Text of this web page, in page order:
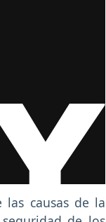
causas de la